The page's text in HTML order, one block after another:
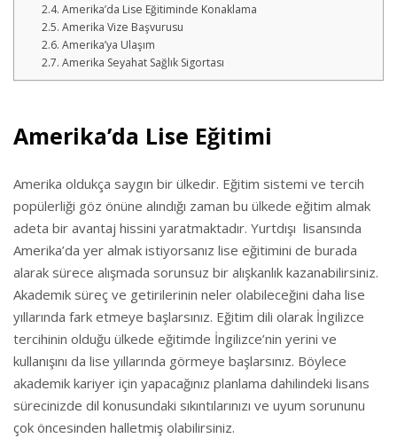
Amerika’da Lise Eğitiminde Konaklama
Amerika Vize Başvurusu
Amerika’ya Ulaşım
Amerika Seyahat Sağlık Sigortası
Amerika’da Lise Eğitimi
Amerika oldukça saygın bir ülkedir. Eğitim sistemi ve tercih
popülerliği göz önüne alındığı zaman bu ülkede eğitim almak
adeta bir avantaj hissini yaratmaktadır. Yurtdışı lisansında
Amerika’da yer almak istiyorsanız lise eğitimini de burada
alarak sürece alışmada sorunsuz bir alışkanlık kazanabilirsiniz.
Akademik süreç ve getirilerinin neler olabileceğini daha lise
yıllarında fark etmeye başlarsınız. Eğitim dili olarak İngilizce
tercihinin olduğu ülkede eğitimde İngilizce’nin yerini ve
kullanışını da lise yıllarında görmeye başlarsınız. Böylece
akademik kariyer için yapacağınız planlama dahilindeki lisans
sürecinizde dil konusundaki sıkıntılarınızı ve uyum sorununu
çok öncesinden halletmiş olabilirsiniz.